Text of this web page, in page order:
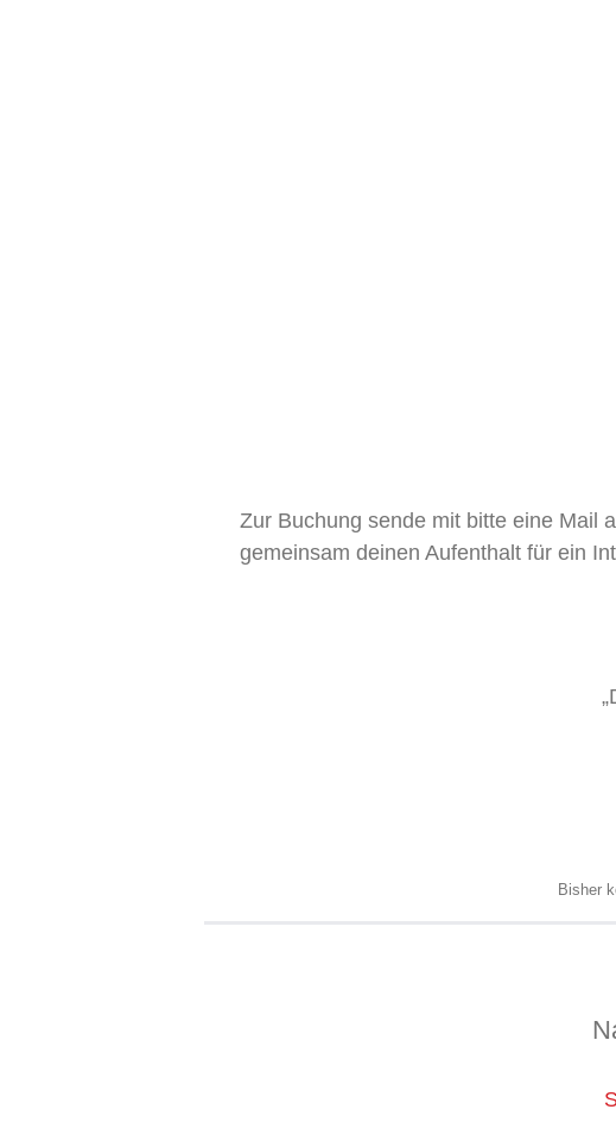
Zur Buchung sende mit bitte eine Mail
gemeinsam deinen Aufenthalt für ein
Bisher